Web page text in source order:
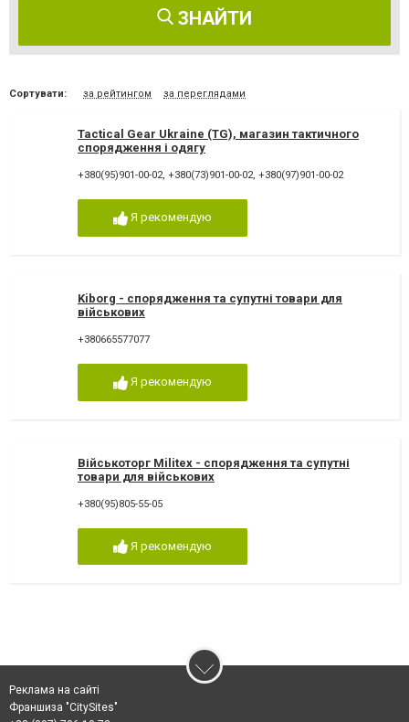
ЗНАЙТИ
Сортувати: за рейтингом за переглядами
Tactical Gear Ukraine (TG), магазин тактичного
спорядження і одягу
+380(95)901-00-02, +380(73)901-00-02, +380(97)901-00-02
Я рекомендую
Kiborg - спорядження та супутні товари для
військових
+380665577077
Я рекомендую
Військоторг Militex - спорядження та супутні
товари для військових
+380(95)805-55-05
Я рекомендую
Реклама на сайті
Франшиза "CitySites"